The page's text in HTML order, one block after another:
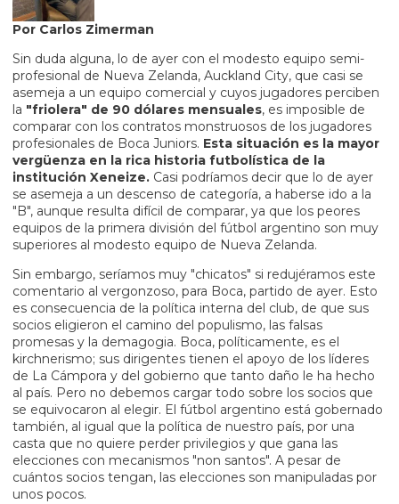
Por Carlos Zimerman
Sin duda alguna, lo de ayer con el modesto equipo semi-
profesional de Nueva Zelanda, Auckland City, que casi se
asemeja a un equipo comercial y cuyos jugadores perciben
la "friolera" de 90 dólares mensuales, es imposible de
comparar con los contratos monstruosos de los jugadores
profesionales de Boca Juniors. Esta situación es la mayor
vergüenza en la rica historia futbolística de la
institución Xeneize. Casi podríamos decir que lo de ayer
se asemeja a un descenso de categoría, a haberse ido a la
"B", aunque resulta difícil de comparar, ya que los peores
equipos de la primera división del fútbol argentino son muy
superiores al modesto equipo de Nueva Zelanda.
Sin embargo, seríamos muy "chicatos" si redujéramos este
comentario al vergonzoso, para Boca, partido de ayer. Esto
es consecuencia de la política interna del club, de que sus
socios eligieron el camino del populismo, las falsas
promesas y la demagogia. Boca, políticamente, es el
kirchnerismo; sus dirigentes tienen el apoyo de los líderes
de La Cámpora y del gobierno que tanto daño le ha hecho
al país. Pero no debemos cargar todo sobre los socios que
se equivocaron al elegir. El fútbol argentino está gobernado
también, al igual que la política de nuestro país, por una
casta que no quiere perder privilegios y que gana las
elecciones con mecanismos "non santos". A pesar de
cuántos socios tengan, las elecciones son manipuladas por
unos pocos.